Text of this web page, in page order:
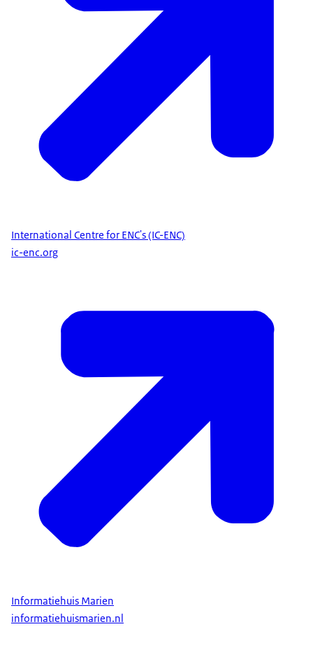
International Centre for ENC's (IC-ENC)
ic-enc.org
Informatiehuis Marien
informatiehuismarien.nl